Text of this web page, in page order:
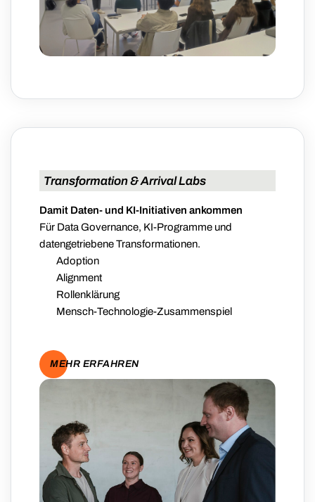
Transformation & Arrival Labs
Damit Daten- und KI-Initiativen ankommen
Für Data Governance, KI-Programme und
datengetriebene Transformationen.
Adoption
Alignment
Rollenklärung
Mensch-Technologie-Zusammenspiel
MEHR ERFAHREN